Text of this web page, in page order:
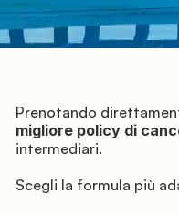
Prenotando
migliore policy di
intermediari.
Scegli la formula più